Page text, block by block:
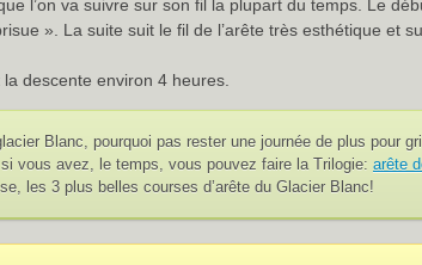
l’on va suivre sur son fil la plupart du temps. Le
». La suite suit le fil de l’arête très esthétique et
descente environ 4 heures.
Blanc, pourquoi pas rester une journée de plus pour
vous avez, le temps, vous pouvez faire la Trilogie: arête
les 3 plus belles courses d’arête du Glacier Blanc!